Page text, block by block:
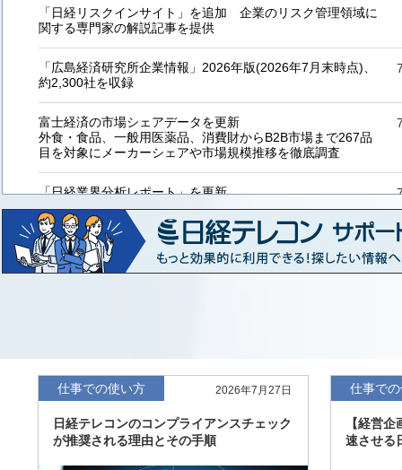
「日経リスクインサイト」を追加 企業のリスク管理領域に
関する専門家の解説記事を提供
「広島経済研究所企業情報」2026年版(2026年7月末時点)、
約2,300社を収録
富士経済の市場シェアデータを更新
外食・食品、一般用医薬品、消費財からB2B市場まで267品
目を対象にメーカーシェアや市場規模推移を徹底調査
「日経業界分析レポート」を更新
「工業用プラスチック製品」「システムインテグレーター」
など20業界の内容を刷新
「東洋経済海外進出企業情報」の2026年版、約3万6千社を
収録
「日経POS情報マーケットレポート」の最新版、10～3月実
績の市場動向を速報
度の予想を実施
仕事での使い方 2026年7月27日
日経テレコンのコンプライアンスチェック
が推奨される理由とその手順
仕事で
【経営
速させる